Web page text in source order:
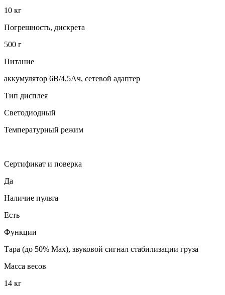
10 кг
Погрешность, дискрета
500 г
Питание
аккумулятор 6В/4,5Ач, сетевой адаптер
Тип дисплея
Светодиодный
Температурный режим
Сертификат и поверка
Да
Наличие пульта
Есть
Функции
Тара (до 50% Мах), звуковой сигнал стабилизации груза
Масса весов
14 кг